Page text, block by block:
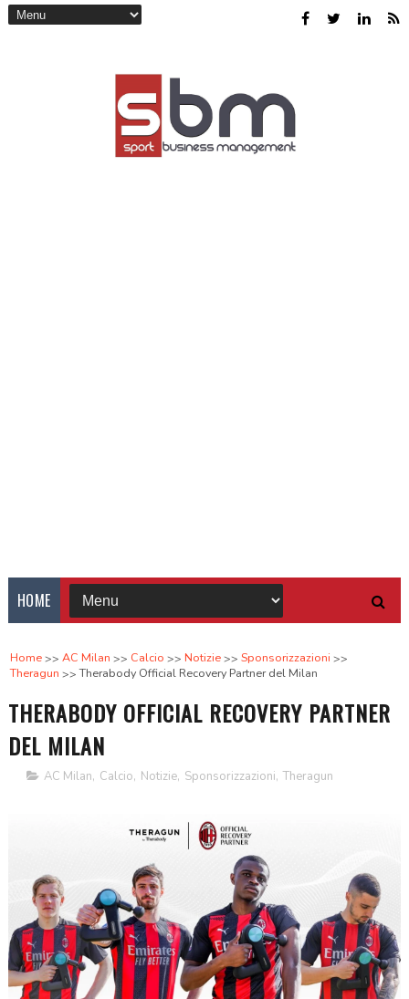
HOME
Home AC Milan Calcio Notizie
Sponsorizzazioni
Theragun
Therabody Official Recovery Partner del Milan
THERABODY OFFICIAL RECOVERY PARTNER
DEL MILAN
AC Milan, Calcio, Notizie, Sponsorizzazioni, Theragun